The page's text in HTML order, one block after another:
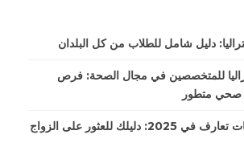
دليل شامل للطلاب من كل البلدان
للمتخصصين في مجال الصحة: فرص
صحي متطور
أفضل 10 تطبيقات تعارف في 2025: دليلك للعثور على الزواج